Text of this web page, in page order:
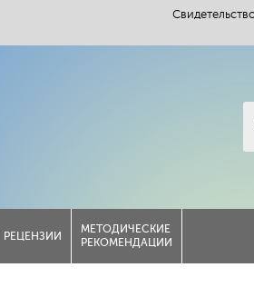
РЕЦЕНЗИИ
МЕТОДИЧЕСКИЕ
РЕКОМЕНДАЦИИ